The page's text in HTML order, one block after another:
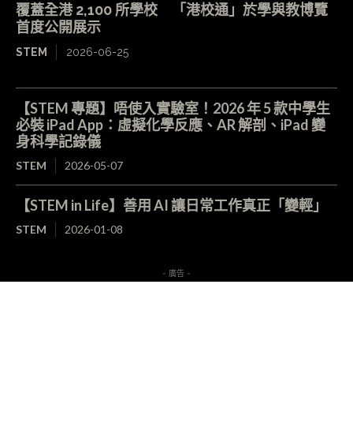
覆蓋全港 2,100 所學校 「港校通」於學與教博覽
首度公開展示
STEM 2026-06-25
【STEM 專題】唔使入實驗室！2026 年 5 款中學生
必裝 iPad App：虛擬化學反應、AR 解剖、iPad 變
身科學記錄儀
STEM 2026-05-07
【STEM in Life】善用 AI 讓日常工作真正「變輕」
STEM 2026-01-08
- 廣告 -